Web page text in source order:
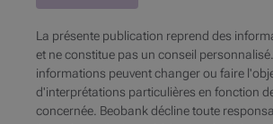
La présente publication reprend des
et ne constitue pas un conseil
informations peuvent changer ou faire
d'interprétations particulières en fonction
concernée. Beobank décline toute